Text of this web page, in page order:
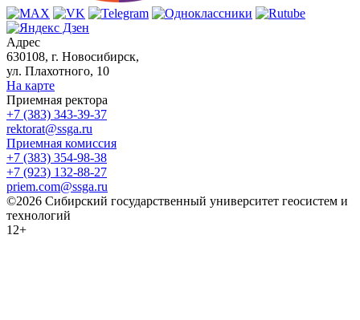
Адрес
630108, г. Новосибирск,
ул. Плахотного, 10
На карте
Приемная ректора
+7 (383) 343-39-37
rektorat@ssga.ru
Приемная комиссия
+7 (383) 354-98-38
+7 (923) 132-88-27
priem.com@ssga.ru
©2026 Сибирский государственный университет геосистем и
технологий
12+